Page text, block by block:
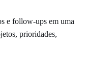
e follow-ups em uma
prioridades,